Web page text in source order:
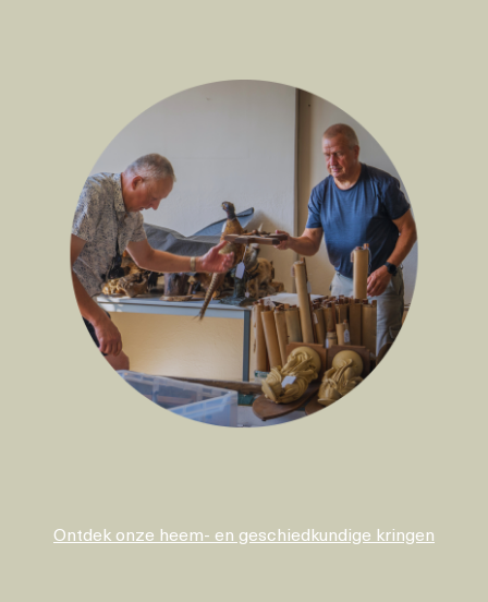
Ontdek onze heem- en geschiedkundige kringen